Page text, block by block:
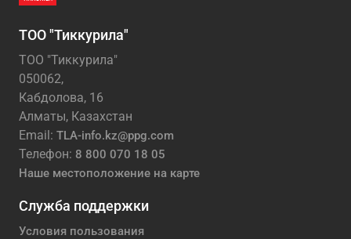
ТОО "Тиккурила"
ТОО "Тиккурила"
050062,
Кабдолова, 16
Алматы, Казахстан
Email: TLA-info.kz@ppg.com
Телефон: 8 800 070 18 05
Наше местоположение на карте
Служба поддержки
Условия пользования